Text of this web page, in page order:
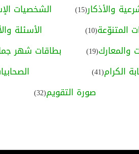
والأذكار(15) الشخصيات
المتنوّعة(10) الأسئلة
والمعارك(19) بطاقات شهر
الكرام(41)
صورة التقويم(32)